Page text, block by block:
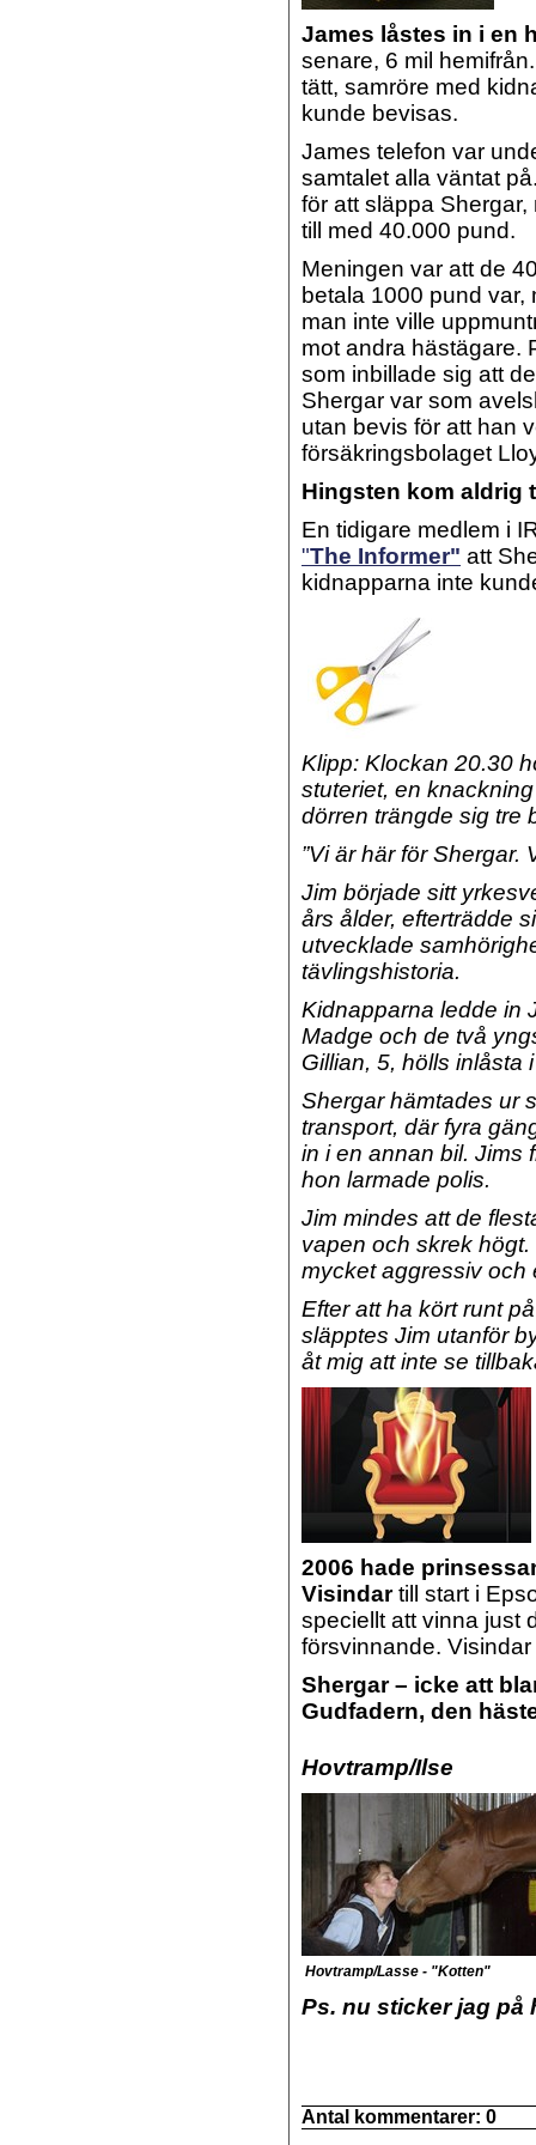
James låstes in i en
senare, 6 mil
tätt, samröre med
kunde bevisas.
James telefon var
samtalet alla väntat
för att släppa
till med 40.000 pund.
Meningen var att de
betala 1000 pund var,
man inte ville
mot andra hästägare.
som inbillade sig att
Shergar var som
utan bevis för att han
försäkringsbolaget
Hingsten kom aldrig
En tidigare medlem i
"The Informer" att
kidnapparna inte
Klipp: Klockan 20.30
stuteriet, en
dörren trängde sig tre
”Vi är här för Shergar.
Jim började sitt
års ålder, efterträdde
utvecklade
tävlingshistoria.
Kidnapparna ledde in
Madge och de två
Gillian, 5, hölls inlåsta
Shergar hämtades ur
transport, där fyra
in i en annan bil. Jims
hon larmade polis.
Jim mindes att de
vapen och skrek
mycket aggressiv och
Efter att ha kört runt
släpptes Jim utanför
åt mig att inte se
2006 hade
Visindartill start i
speciellt att vinna just
försvinnande.
Shergar – icke att
Gudfadern, den
Hovtramp/Ilse
Hovtramp/Lasse - "Kotten"
Ps. nu sticker jag på
Antal kommentarer: 0